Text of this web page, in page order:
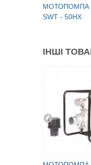
МОТОПОМПА
SWT - 50HX
ІНШІ